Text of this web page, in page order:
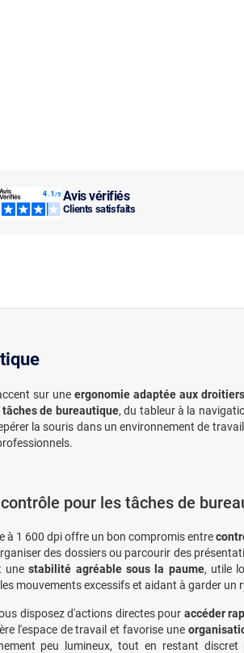
Avis vérifiés
Clients satisfaits
sur uneergonomie adaptée aux droitiers
de bureautique, du tableur à la
la souris dans un environnement de
pour les tâches de
à 1 600 dpi offre un bon compromis entre
des dossiers ou parcourir des
unestabilité agréable sous la paume, utile
mouvements excessifs et aidant à garder un
disposez d'actions directes pour accéder
l'espace de travail et favorise une
peu lumineux, tout en restant